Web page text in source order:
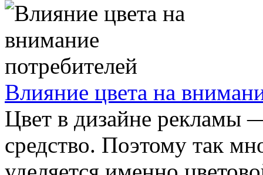
Влияние цвета на
Цвет в дизайне рекламы
средство. Поэтому так